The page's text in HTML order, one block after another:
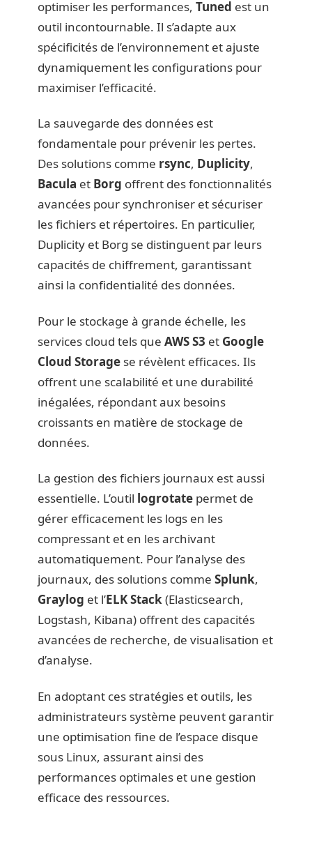
optimiser les performances, Tuned est un
outil incontournable. Il s’adapte aux
spécificités de l’environnement et ajuste
dynamiquement les configurations pour
maximiser l’efficacité.
La sauvegarde des données est
fondamentale pour prévenir les pertes.
Des solutions comme rsync, Duplicity,
Bacula et Borg offrent des fonctionnalités
avancées pour synchroniser et sécuriser
les fichiers et répertoires. En particulier,
Duplicity et Borg se distinguent par leurs
capacités de chiffrement, garantissant
ainsi la confidentialité des données.
Pour le stockage à grande échelle, les
services cloud tels que AWS S3 et Google
Cloud Storage se révèlent efficaces. Ils
offrent une scalabilité et une durabilité
inégalées, répondant aux besoins
croissants en matière de stockage de
données.
La gestion des fichiers journaux est aussi
essentielle. L’outil logrotate permet de
gérer efficacement les logs en les
compressant et en les archivant
automatiquement. Pour l’analyse des
journaux, des solutions comme Splunk,
Graylog et l’ELK Stack(Elasticsearch,
Logstash, Kibana) offrent des capacités
avancées de recherche, de visualisation et
d’analyse.
En adoptant ces stratégies et outils, les
administrateurs système peuvent garantir
une optimisation fine de l’espace disque
sous Linux, assurant ainsi des
performances optimales et une gestion
efficace des ressources.